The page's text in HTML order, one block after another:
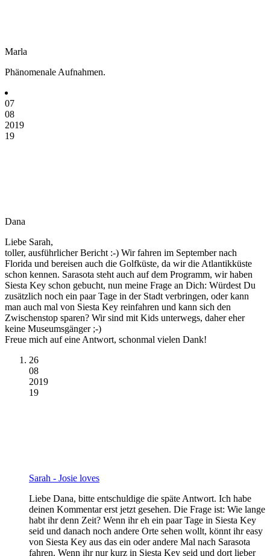
Marla
Phänomenale Aufnahmen.
07
08
2019
19
Dana
Liebe Sarah,
toller, ausführlicher Bericht :-) Wir fahren im September nach
Florida und bereisen auch die Golfküste, da wir die Atlantikküste
schon kennen. Sarasota steht auch auf dem Programm, wir haben
Siesta Key schon gebucht, nun meine Frage an Dich: Würdest Du
zusätzlich noch ein paar Tage in der Stadt verbringen, oder kann
man auch mal von Siesta Key reinfahren und kann sich den
Zwischenstop sparen? Wir sind mit Kids unterwegs, daher eher
keine Museumsgänger ;-)
Freue mich auf eine Antwort, schonmal vielen Dank!
26
08
2019
19
Sarah - Josie loves
Liebe Dana, bitte entschuldige die späte Antwort. Ich habe
deinen Kommentar erst jetzt gesehen. Die Frage ist: Wie lange
habt ihr denn Zeit? Wenn ihr eh ein paar Tage in Siesta Key
seid und danach noch andere Orte sehen wollt, könnt ihr easy
von Siesta Key aus das ein oder andere Mal nach Sarasota
fahren. Wenn ihr nur kurz in Siesta Key seid und dort lieber